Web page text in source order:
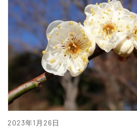
2023年1月26日